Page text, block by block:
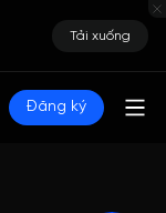
Tải xuống
Đăng ký